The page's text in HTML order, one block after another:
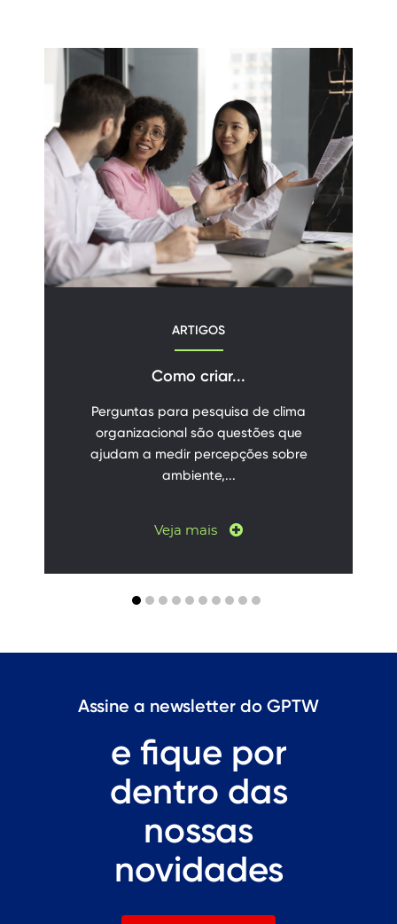
ARTIGOS
Como criar...
Perguntas para pesquisa de clima
organizacional são questões que
ajudam a medir percepções sobre
ambiente,...
Veja mais
Assine a newsletter do GPTW
e fique por
dentro das
nossas
novidades